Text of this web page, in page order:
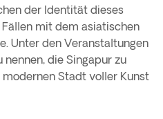
der Identität dieses
Fällen mit dem asiatischen
Unter den Veranstaltungen
die Singapur zu
Stadt voller Kunst